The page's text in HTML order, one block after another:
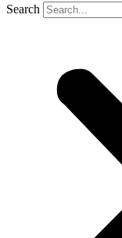
Search